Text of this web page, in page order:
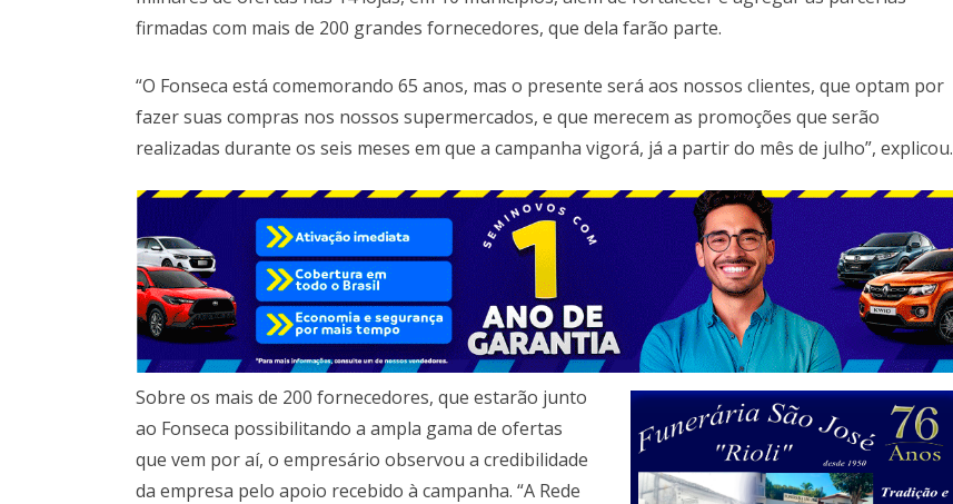
firmadas com mais de 200 grandes fornecedores, que dela farão parte.
“O Fonseca está comemorando 65 anos, mas o presente será aos nossos clientes, que optam por
fazer suas compras nos nossos supermercados, e que merecem as promoções que serão
realizadas durante os seis meses em que a campanha vigorá, já a partir do mês de julho”, explicou.
Sobre os mais de 200 fornecedores, que estarão junto
ao Fonseca possibilitando a ampla gama de ofertas
que vem por aí, o empresário observou a credibilidade
da empresa pelo apoio recebido à campanha. “A Rede